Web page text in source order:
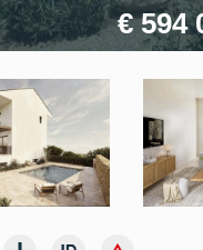
€ 594